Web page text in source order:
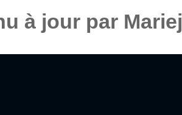
à jour par